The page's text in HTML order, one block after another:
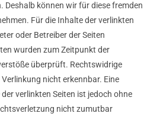
Deshalb können wir für diese fremden
Für die Inhalte der verlinkten
oder Betreiber der Seiten
wurden zum Zeitpunkt der
überprüft. Rechtswidrige
nicht erkennbar. Eine
verlinkten Seiten ist jedoch ohne
nicht zumutbar